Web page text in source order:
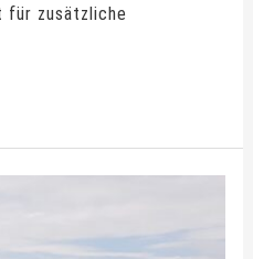
für zusätzliche